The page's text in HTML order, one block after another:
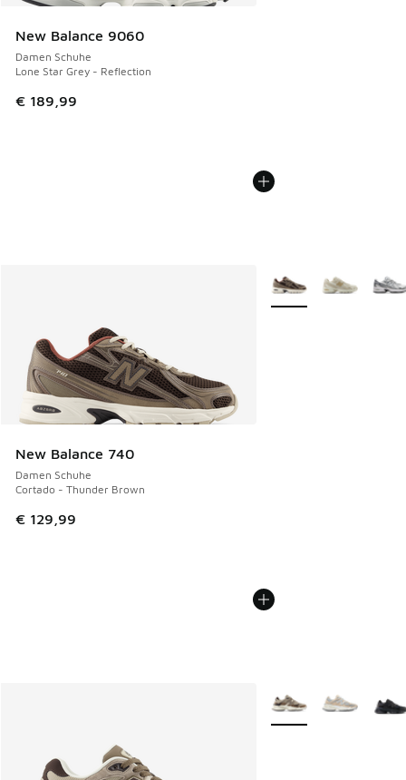
New Balance 9060
Damen Schuhe
Lone Star Grey - Reflection
€ 189,99
New Balance 740
Damen Schuhe
Cortado - Thunder Brown
€ 129,99
Weitere Farben
Weitere Farben